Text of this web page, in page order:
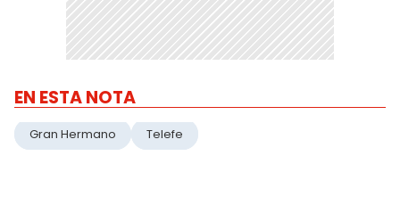
EN ESTA NOTA
Gran Hermano Telefe